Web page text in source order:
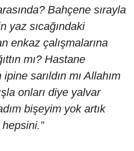
Bahçene sırayla
yaz sıcağındaki
enkaz çalışmalarına
mı? Hastane
sarıldın mı Allahım
onları diye yalvar
bişeyim yok artık